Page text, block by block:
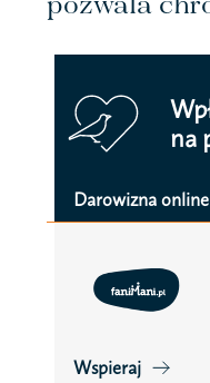
na
Darowizna online
Wspieraj